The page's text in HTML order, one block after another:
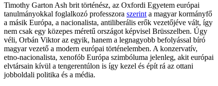
Timothy Garton Ash brit történész, az Oxfordi Egyetem európai
tanulmányokkal foglalkozó professzora szerint a magyar kormányfő
a másik Európa, a nacionalista, antiliberális erők vezetőjéve vált, így
nem csak egy közepes méretű országot képvisel Brüsszelben. Úgy
véli, Orbán Viktor az egyik, hanem a legnagyobb befolyással bíró
magyar vezető a modern európai történelemben. A konzervatív,
etno-nacionalista, xenofób Európa szimbóluma jelenleg, akit európai
elvtársain kívül a tengerentúlon is így kezel és épít rá az ottani
jobboldali politika és a média.